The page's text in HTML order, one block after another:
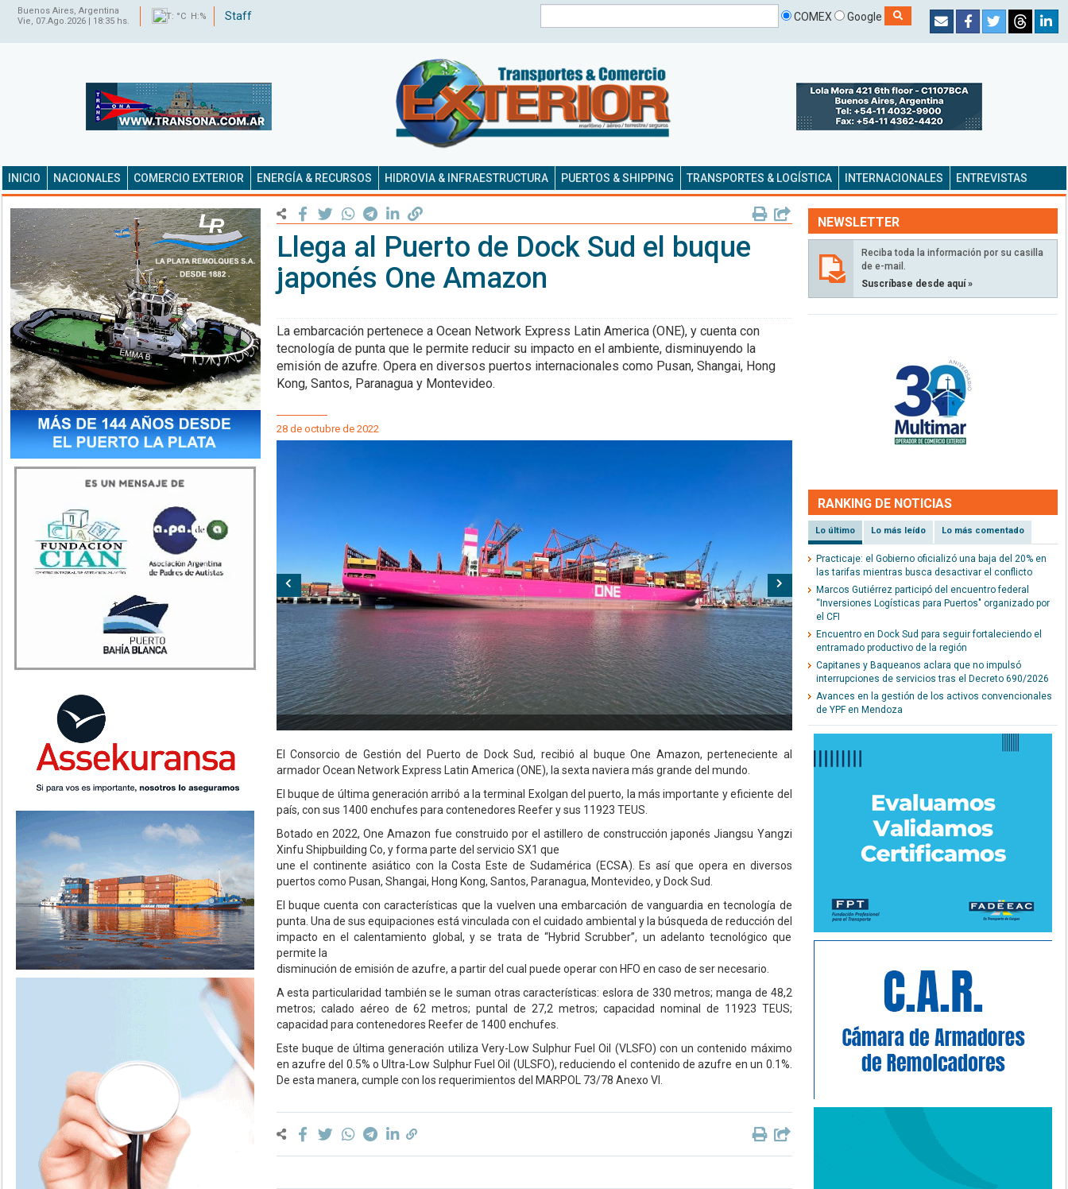
Buenos Aires, Argentina
Vie, 07.Ago.2026 | 18:35 hs.
T: °C H:% Staff COMEX Google
INICIO NACIONALES COMERCIO EXTERIOR ENERGÍA & RECURSOS HIDROVIA & INFRAESTRUCTURA PUERTOS & SHIPPING TRANSPORTES & LOGÍSTICA INTERNACIONALES ENTREVISTAS
Llega al Puerto de Dock Sud el buque
japonés One Amazon
La embarcación pertenece a Ocean Network Express Latin America (ONE), y cuenta con
tecnología de punta que le permite reducir su impacto en el ambiente, disminuyendo la
emisión de azufre. Opera en diversos puertos internacionales como Pusan, Shangai, Hong
Kong, Santos, Paranagua y Montevideo.
28 de octubre de 2022
Anterior Siguiente
El Consorcio de Gestión del Puerto de Dock Sud, recibió al buque One Amazon, perteneciente al
armador Ocean Network Express Latin America (ONE), la sexta naviera más grande del mundo.
El buque de última generación arribó a la terminal Exolgan del puerto, la más importante y eficiente del
país, con sus 1400 enchufes para contenedores Reefer y sus 11923 TEUS.
Botado en 2022, One Amazon fue construido por el astillero de construcción japonés Jiangsu Yangzi
Xinfu Shipbuilding Co, y forma parte del servicio SX1 que
une el continente asiático con la Costa Este de Sudamérica (ECSA). Es así que opera en diversos
puertos como Pusan, Shangai, Hong Kong, Santos, Paranagua, Montevideo, y Dock Sud.
El buque cuenta con características que la vuelven una embarcación de vanguardia en tecnología de
punta. Una de sus equipaciones está vinculada con el cuidado ambiental y la búsqueda de reducción del
impacto en el calentamiento global, y se trata de “Hybrid Scrubber”, un adelanto tecnológico que
permite la
disminución de emisión de azufre, a partir del cual puede operar con HFO en caso de ser necesario.
A esta particularidad también se le suman otras características: eslora de 330 metros; manga de 48,2
metros; calado aéreo de 62 metros; puntal de 27,2 metros; capacidad nominal de 11923 TEUS;
capacidad para contenedores Reefer de 1400 enchufes.
Este buque de última generación utiliza Very-Low Sulphur Fuel Oil (VLSFO) con un contenido máximo
en azufre del 0.5% o Ultra-Low Sulphur Fuel Oil (ULSFO), reduciendo el contenido de azufre en un 0.1%.
De esta manera, cumple con los requerimientos del MARPOL 73/78 Anexo VI.
NEWSLETTER
Reciba toda la información por su casilla
de e-mail.
Suscríbase desde aquí »
RANKING DE NOTICIAS
Lo último Lo más leído Lo más comentado
Practicaje: el Gobierno oficializó una baja del 20% en
las tarifas mientras busca desactivar el conflicto
Marcos Gutiérrez participó del encuentro federal
“Inversiones Logísticas para Puertos" organizado por
el CFI
Encuentro en Dock Sud para seguir fortaleciendo el
entramado productivo de la región
Capitanes y Baqueanos aclara que no impulsó
interrupciones de servicios tras el Decreto 690/2026
Avances en la gestión de los activos convencionales
de YPF en Mendoza